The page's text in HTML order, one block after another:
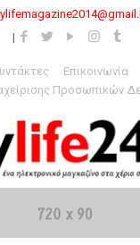
Επικοινωνία
Προσωπικών